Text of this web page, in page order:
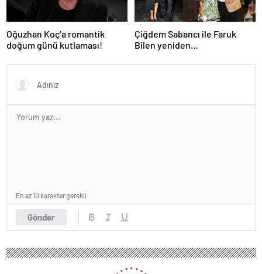
Oğuzhan Koç’a romantik
doğum günü kutlaması!
Çiğdem Sabancı ile Faruk
Bilen yeniden
damadı, eski eşinin hapis
Gönder
En az 10 karakter gerekli